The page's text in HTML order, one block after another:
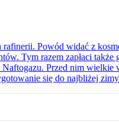
Powód widać z
Tym razem zapłaci także
Przed nim wielkie
się do najbliżej zimy